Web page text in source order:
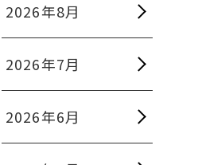
2026年8月
2026年7月
2026年6月